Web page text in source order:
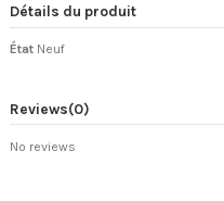
Détails du produit
État Neuf
Reviews(0)
No reviews